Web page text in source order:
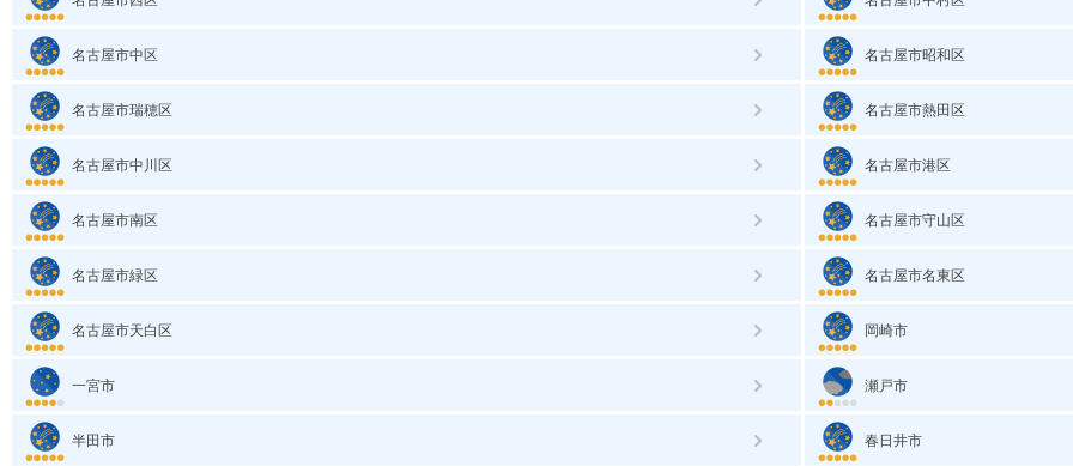
名古屋市中区 名古屋市昭和区
名古屋市瑞穂区 名古屋市熱田区
名古屋市中川区 名古屋市港区
名古屋市南区 名古屋市守山区
名古屋市緑区 名古屋市名東区
名古屋市天白区 岡崎市
一宮市 瀬戸市
半田市 春日井市